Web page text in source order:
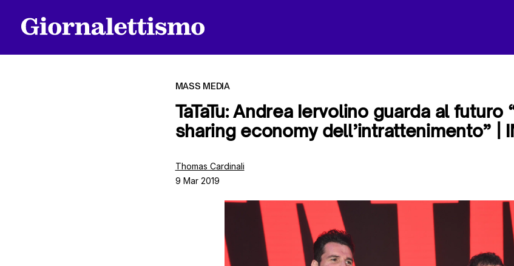
MASS MEDIA
TaTaTu: Andrea Iervolino guarda al futuro
sharing economy dell’intrattenimento” |
Thomas Cardinali
9 Mar 2019